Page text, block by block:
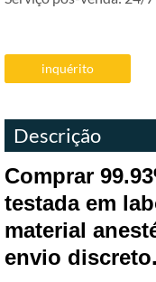
inquérito
Descrição
Comprar
testada em
material
envio